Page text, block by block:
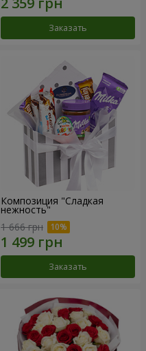
Заказать
Композиция "Сладкая
нежность"
1 666 грн
Заказать